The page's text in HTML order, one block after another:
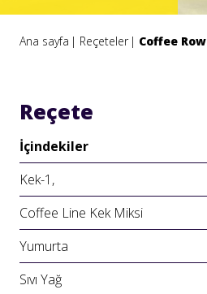
Ana sayfa Reçeteler Coffee Row
Reçete
İçindekiler
Kek-1,
Coffee Line Kek Miksi
Yumurta
Sıvı Yağ